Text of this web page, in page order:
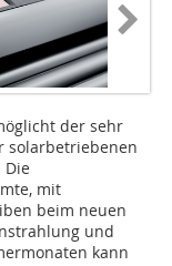
der sehr
solarbetriebenen
Die
mit
beim neuen
und
kann